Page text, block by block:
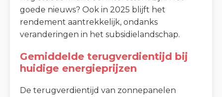
goede nieuws? Ook in 2025 blijft het
rendement aantrekkelijk, ondanks
veranderingen in het subsidielandschap.
Gemiddelde terugverdientijd bij
huidige energieprijzen
De terugverdientijd van zonnepanelen